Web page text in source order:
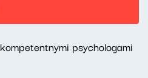
psychologami